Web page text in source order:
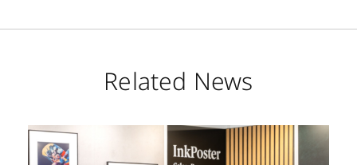
Related News